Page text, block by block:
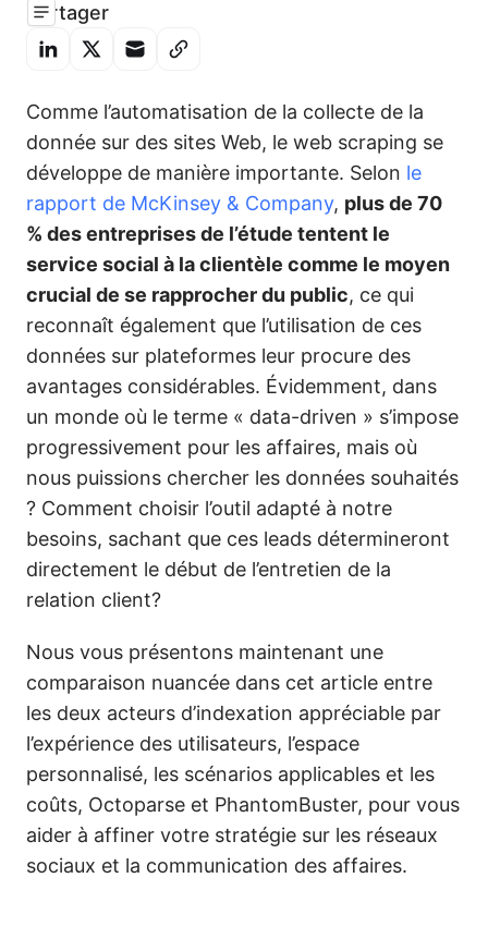
Partager
Comme l’automatisation de la collecte de la
donnée sur des sites Web, le web scraping se
développe de manière importante. Selon le
rapport de McKinsey & Company, plus de 70
% des entreprises de l’étude tentent le
service social à la clientèle comme le moyen
crucial de se rapprocher du public, ce qui
reconnaît également que l’utilisation de ces
données sur plateformes leur procure des
avantages considérables. Évidemment, dans
un monde où le terme « data-driven » s’impose
progressivement pour les affaires, mais où
nous puissions chercher les données souhaités
? Comment choisir l’outil adapté à notre
besoins, sachant que ces leads détermineront
directement le début de l’entretien de la
relation client?
Nous vous présentons maintenant une
comparaison nuancée dans cet article entre
les deux acteurs d’indexation appréciable par
l’expérience des utilisateurs, l’espace
personnalisé, les scénarios applicables et les
coûts, Octoparse et PhantomBuster, pour vous
aider à affiner votre stratégie sur les réseaux
sociaux et la communication des affaires.